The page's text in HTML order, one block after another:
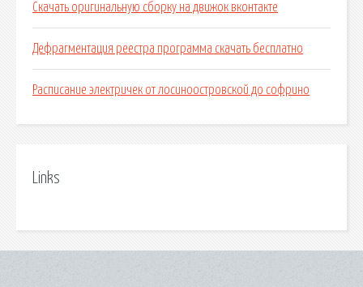
Скачать оригинальную сборку на движок вконтакте
Дефрагментация реестра программа скачать бесплатно
Расписание электричек от лосиноостровской до софрино
Links